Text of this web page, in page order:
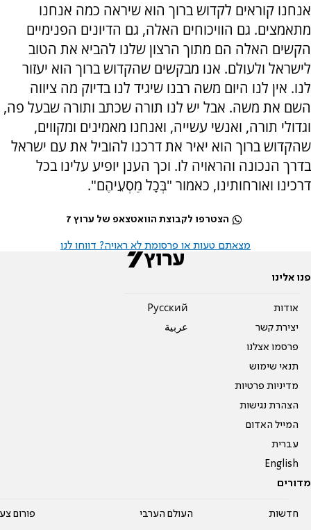
אנחנו קוראים לקדוש ברוך הוא שיראה כמה אנחנו
מתאמצים. גם הוויכוחים האלה, גם הדיונים הפנימיים
הקשים האלה הם מתוך הרצון שלנו להביא את הטוב
לישראל ולעולם. אנו מבקשים שהקדוש ברוך הוא יעזור
לנו. אין לנו היום משה רבנו שיגיד לנו בדיוק מה ציווה
השם את משה. אבל יש לנו תורה שכתב ותורה שבעל פה,
וגדולי תורה, ואנשי עשייה, ואנחנו מאמינים ומקווים,
שהקדוש ברוך הוא יאיר את דרכנו להוביל את עם ישראל
בדרך הנכונה והראויה לו. וכך הענן יופיע עלינו בכל
דרכינו ואורחותינו, כאמור "בְּכָל מַסְעֵיהֶם".
הצטרפו לקבוצת הוואטצאפ של ערוץ 7
מצאתם טעות או פרסומת לא ראויה? דווחו לנו
פנו אלינו
אודות
יצירת קשר
פרסמו אצלנו
תנאי שימוש
מדיניות פרטיות
הצהרת נגישות
המייל האדום
עברית
English
Pусский
عربية
מדורים
חדשות
העולם הערבי
פורום